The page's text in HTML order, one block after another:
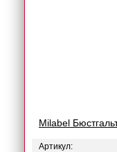
Milabel
Артикул: